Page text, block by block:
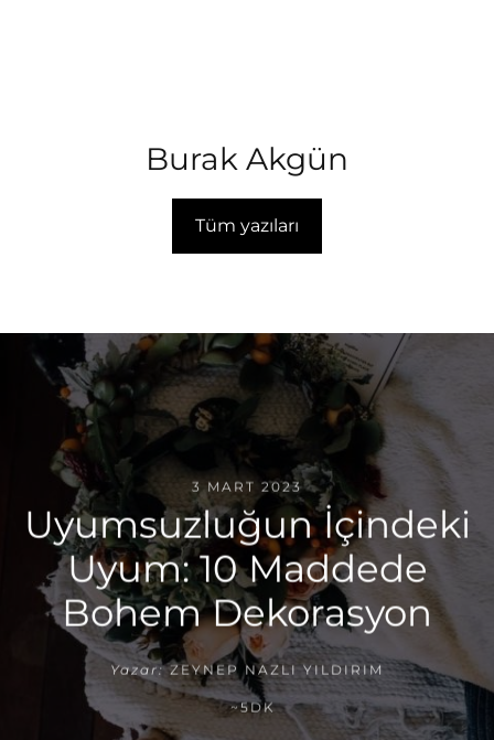
Burak Akgün
Tüm yazıları
3 MART 2023
Uyumsuzluğun İçindeki
Uyum: 10 Maddede
Bohem Dekorasyon
Yazar: ZEYNEP NAZLI YILDIRIM
~5DK